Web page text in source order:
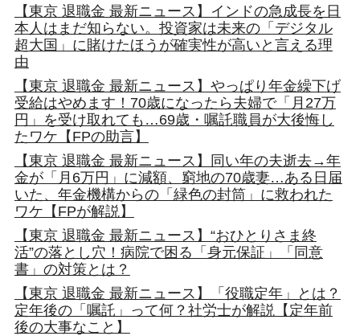
【東京 退職金 最新ニュース】インドの急成長を日
本人はまだ知らない。投資家は未来の「デジタル
超大国」に賭けたほうが確実性が高いと言える理
由
【東京 退職金 最新ニュース】やっぱり年金繰下げ
受給はやめます！70歳になったら夫婦で「月27万
円」を受け取れても…69歳・嘱託職員が大後悔し
たワケ【FPの助言】
【東京 退職金 最新ニュース】同い年の夫逝去→年
金が「月6万円」に減額、窮地の70歳妻…ある日届
いた、年金機構からの「緑色の封筒」に救われた
ワケ【FPが解説】
【東京 退職金 最新ニュース】“おひとりさま終
活”の落とし穴！病院で困る「身元保証」「同意
書」の対策とは？
【東京 退職金 最新ニュース】「役職定年」とは？
定年後の「嘱託」って何？社労士が解説【定年前
後の大事なこと】